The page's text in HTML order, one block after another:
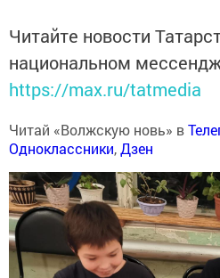
Читайте новости
национальном
https://max.ru/tatmedia
Читай «Волжскую новь» в
Одноклассники,Дзен